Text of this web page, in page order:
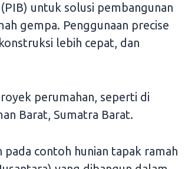
untuk solusi pembangunan
gempa. Penggunaan precise
lebih cepat, dan
perumahan, seperti di
Barat, Sumatra Barat.
contoh hunian tapak ramah